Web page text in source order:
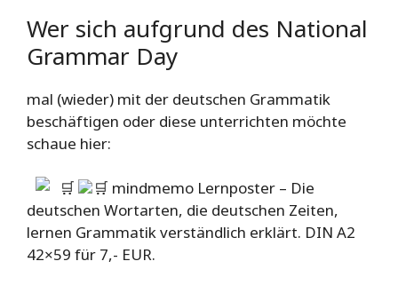
Wer sich aufgrund des National
Grammar Day
mal (wieder) mit der deutschen Grammatik
beschäftigen oder diese unterrichten möchte
schaue hier:
🛒
🛒 mindmemo Lernposter – Die
deutschen Wortarten, die deutschen Zeiten,
lernen Grammatik verständlich erklärt. DIN A2
42×59 für 7,- EUR.